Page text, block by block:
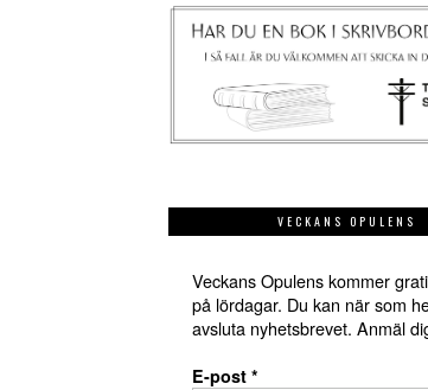
VECKANS OPULENS
Veckans Opulens kommer
på lördagar. Du kan när som
avsluta nyhetsbrevet. Anmäl
E-post *